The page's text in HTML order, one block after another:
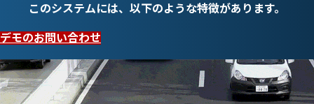
このシステムには、以下のような特徴があります。
デモのお問い合わせ